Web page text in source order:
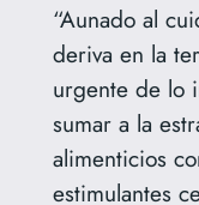
“Aunado al
deriva en la
urgente de lo
sumar a la
alimenticios
estimulantes